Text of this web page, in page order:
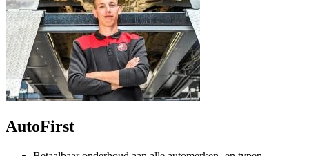
AutoFirst